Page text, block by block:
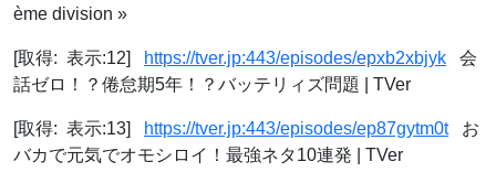
ème division »
[取得: 表示:12] https://tver.jp:443/episodes/epxb2xbjyk 会
話ゼロ！？倦怠期5年！？バッテリィズ問題 | TVer
[取得: 表示:13] https://tver.jp:443/episodes/ep87gytm0tお
バカで元気でオモシロイ！最強ネタ10連発 | TVer